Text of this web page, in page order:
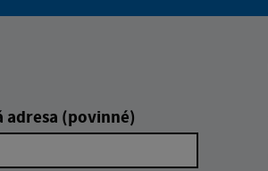
adresa (povinné)